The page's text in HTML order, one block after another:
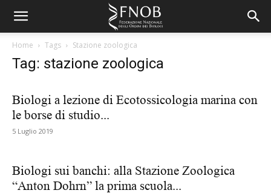
Home Tags Stazione zoologica
Tag: stazione zoologica
Biologi a lezione di Ecotossicologia marina con
le borse di studio...
5 Luglio 2019
Biologi sui banchi: alla Stazione Zoologica
“Anton Dohrn” la prima scuola...